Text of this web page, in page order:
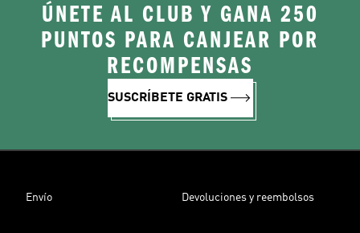
ÚNETE AL CLUB Y GANA 250
PUNTOS PARA CANJEAR POR
RECOMPENSAS
SUSCRÍBETE GRATIS
Envío Devoluciones y reembolsos